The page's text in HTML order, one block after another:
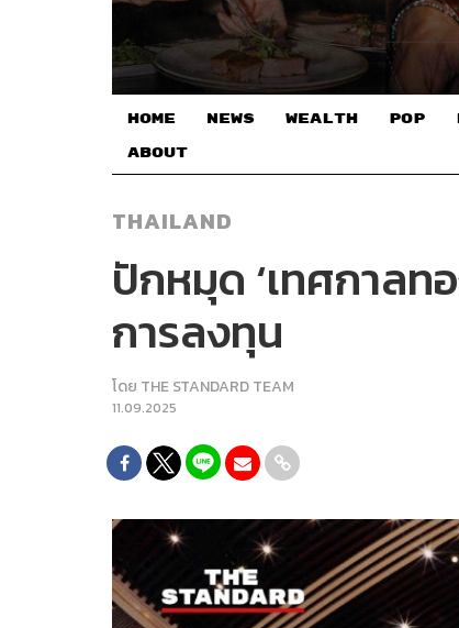
HOME NEWS WEALTH POP
ABOUT
THAILAND
ปักหมุด ‘เทศกาล
การลงทุน
โดย THE STANDARD TEAM
11.09.2025